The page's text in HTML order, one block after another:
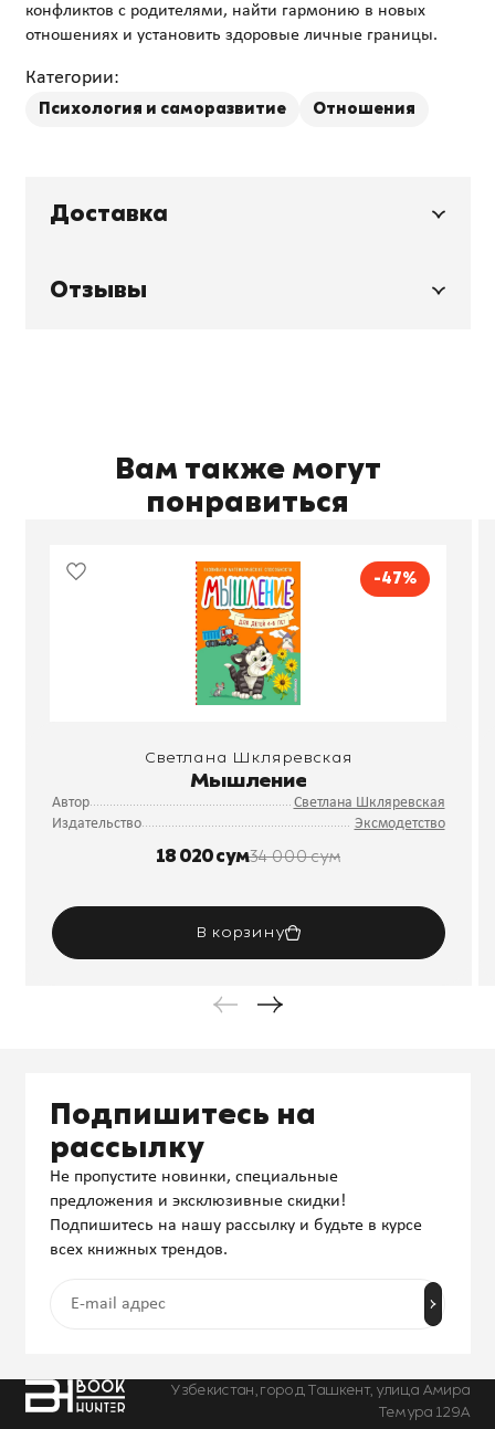
конфликтов с родителями, найти гармонию в новых
Категории:
Психология и саморазвитие Отношения
Доставка
Отзывы
Вам также могут
понравиться
-47%
Светлана Шкляревская
Мышление
Автор
Светлана Шкляревская
Издательство
Эксмодетство
18 020 сум34 000 сум
В корзину
Узбекистан, город Ташкент, улица Амира
Темура 129А
Подпишитесь на
рассылку
Не пропустите новинки, специальные
предложения и эксклюзивные скидки!
Подпишитесь на нашу рассылку и будьте в курсе
всех книжных трендов.